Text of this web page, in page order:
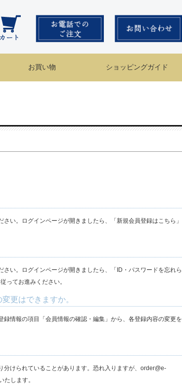
お買い物 ショッピングガイド
い。ログインページが開きましたら、「新規会員登録はこちら」
い。ログインページが開きましたら、「ID・パスワードを忘れら
ってお進みください。
更はできますか。
情報の項目「会員情報の確認・編集」から、各登録内容の変更を
けられていることがあります。恐れ入りますが、order@e-
します。